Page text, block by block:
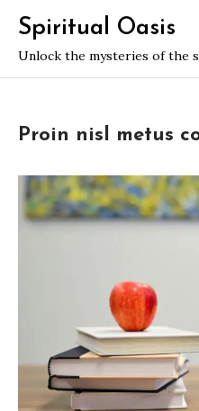
content
Spiritual Oasis
Unlock the mysteries of the
Proin nisl metus